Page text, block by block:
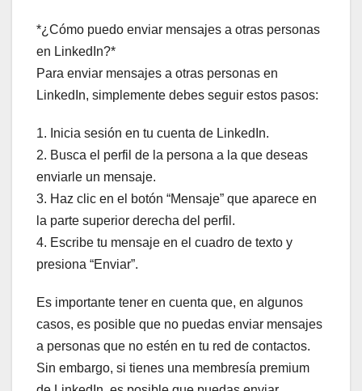
*¿Cómo puedo enviar mensajes a otras personas
en LinkedIn?*
Para enviar mensajes a otras personas en
LinkedIn, simplemente debes seguir estos pasos:
1. Inicia sesión en tu cuenta de LinkedIn.
2. Busca el perfil de la persona a la que deseas
enviarle un mensaje.
3. Haz clic en el botón “Mensaje” que aparece en
la parte superior derecha del perfil.
4. Escribe tu mensaje en el cuadro de texto y
presiona “Enviar”.
Es importante tener en cuenta que, en algunos
casos, es posible que no puedas enviar mensajes
a personas que no estén en tu red de contactos.
Sin embargo, si tienes una membresía premium